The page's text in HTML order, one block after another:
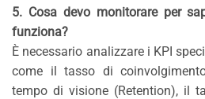
5. Cosa devo monitorare per
funziona?
È necessario analizzare i KPI
come il tasso di
tempo di visione (Retention), il